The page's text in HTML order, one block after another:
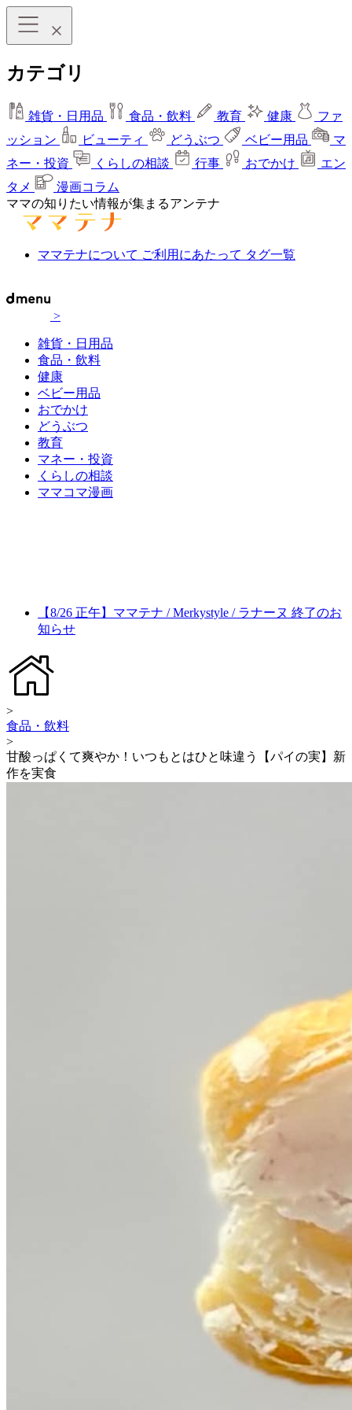
カテゴリ
雑貨・日用品 食品・飲料 教育 健康
ファ
ッション
ビューティ どうぶつ ベビー用品
マ
ネー・投資
くらしの相談 行事 おでかけ
エン
タメ
漫画コラム
ママの知りたい情報が集まるアンテナ
ママテナについて ご利用にあたって タグ一覧
>
雑貨・日用品
食品・飲料
健康
ベビー用品
おでかけ
どうぶつ
教育
マネー・投資
くらしの相談
ママコマ漫画
【8/26 正午】ママテナ / Merkystyle / ラナーヌ 終了のお
知らせ
>
食品・飲料
>
甘酸っぱくて爽やか！いつもとはひと味違う【パイの実】新
作を実食